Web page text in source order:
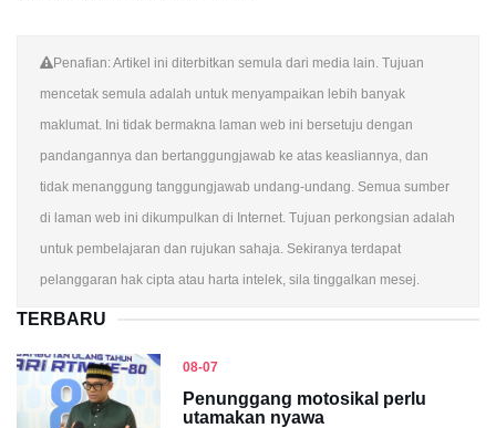
Penafian: Artikel ini diterbitkan semula dari media lain. Tujuan
mencetak semula adalah untuk menyampaikan lebih banyak
maklumat. Ini tidak bermakna laman web ini bersetuju dengan
pandangannya dan bertanggungjawab ke atas keasliannya, dan
tidak menanggung tanggungjawab undang-undang. Semua sumber
di laman web ini dikumpulkan di Internet. Tujuan perkongsian adalah
untuk pembelajaran dan rujukan sahaja. Sekiranya terdapat
pelanggaran hak cipta atau harta intelek, sila tinggalkan mesej.
TERBARU
08-07
Penunggang motosikal perlu
utamakan nyawa